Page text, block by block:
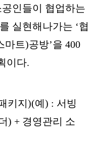
인들이 협업하는
실현해나가는 ‘협
트)공방’을 400
이다.
키지)(예) : 서빙
) + 경영관리 소